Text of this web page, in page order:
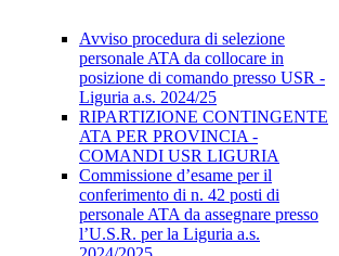
Avviso procedura di selezione
personale ATA da collocare in
posizione di comando presso USR -
Liguria a.s. 2024/25
RIPARTIZIONE CONTINGENTE
ATA PER PROVINCIA -
COMANDI USR LIGURIA
Commissione d’esame per il
conferimento di n. 42 posti di
personale ATA da assegnare presso
l’U.S.R. per la Liguria a.s.